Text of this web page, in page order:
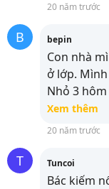
20 năm trước
B bepin
Con nhà
ở lớp.
Nhỏ 3
Xem thêm
20 năm trước
T Tuncoi
Bác kiếm